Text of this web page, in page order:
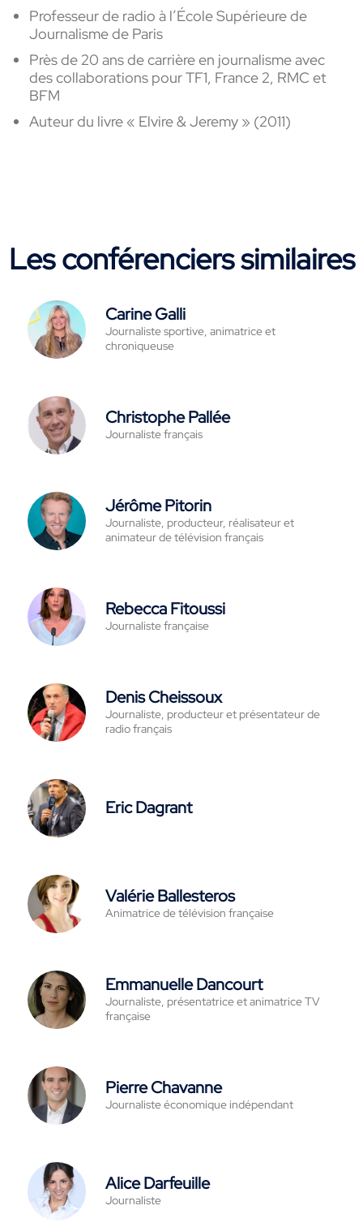
Professeur de radio à l’École Supérieure de
Journalisme de Paris
Près de 20 ans de carrière en journalisme avec
des collaborations pour TF1, France 2, RMC et
BFM
Auteur du livre « Elvire & Jeremy » (2011)
Les conférenciers similaires
Carine Galli
Journaliste sportive, animatrice et
chroniqueuse
Christophe Pallée
Journaliste français
Jérôme Pitorin
Journaliste, producteur, réalisateur et
animateur de télévision français
Rebecca Fitoussi
Journaliste française
Denis Cheissoux
Journaliste, producteur et présentateur de
radio français
Eric Dagrant
Valérie Ballesteros
Animatrice de télévision française
Emmanuelle Dancourt
Journaliste, présentatrice et animatrice TV
française
Pierre Chavanne
Journaliste économique indépendant
Alice Darfeuille
Journaliste